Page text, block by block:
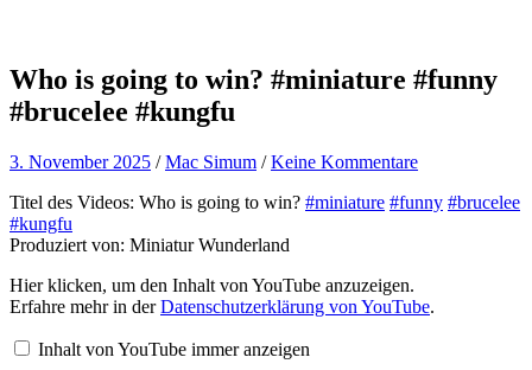
Who is going to win? #miniature #funny
#brucelee #kungfu
3. November 2025 /Mac Simum /Keine Kommentare
Titel des Videos: Who is going to win? #miniature #funny #brucelee
#kungfu
Produziert von: Miniatur Wunderland
„Who
is
going
win?
Hier klicken, um den Inhalt von YouTube anzuzeigen.
Erfahre mehr in derDatenschutzerklärung von YouTube.
Inhalt von YouTube immer anzeigen